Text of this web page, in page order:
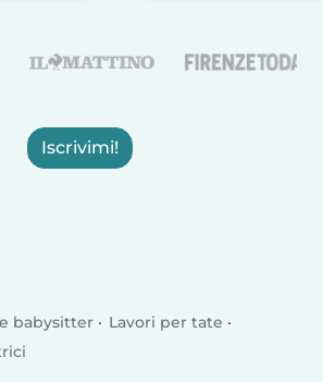
Iscrivimi!
babysitter
Lavori per tate